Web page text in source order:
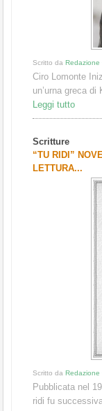
Scritto da Redazione
Ciro Lomonte
un’urna greca
Leggi tutto
Scritture
“TU RIDI”
LETTURA...
Scritto da Redazione
Pubblicata nel
ridi fu